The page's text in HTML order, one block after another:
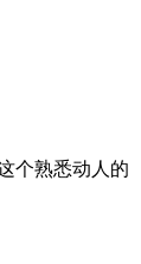
个熟悉动人的